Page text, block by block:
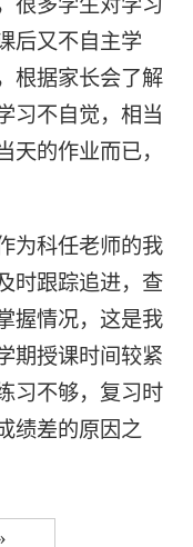
很多学生对学习
后又不自主学
根据家长会了解
习不自觉，相当
天的作业而已，
为科任老师的我
时跟踪追进，查
握情况，这是我
期授课时间较紧
习不够，复习时
绩差的原因之